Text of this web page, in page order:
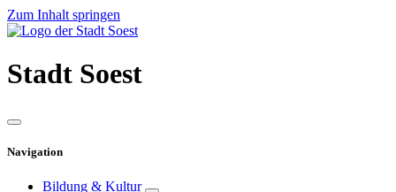
Zum Inhalt springen
Stadt Soest
Navigation
Bildung & Kultur